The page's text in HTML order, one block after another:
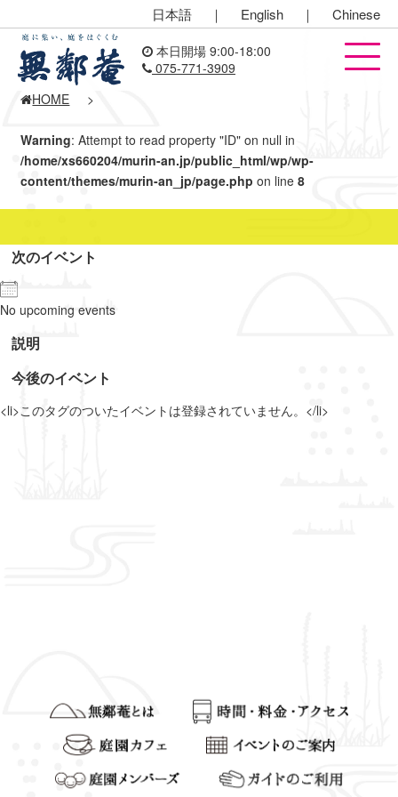
日本語 ｜ English ｜ Chinese
本日開場 9:00-18:00
075-771-3909
HOME
>
Warning: Attempt to read property "ID" on null in
/home/xs660204/murin-an.jp/public_html/wp/wp-
content/themes/murin-an_jp/page.php on line8
次のイベント
No upcoming events
説明
今後のイベント
<li>このタグのついたイベントは登録されていません。</li>